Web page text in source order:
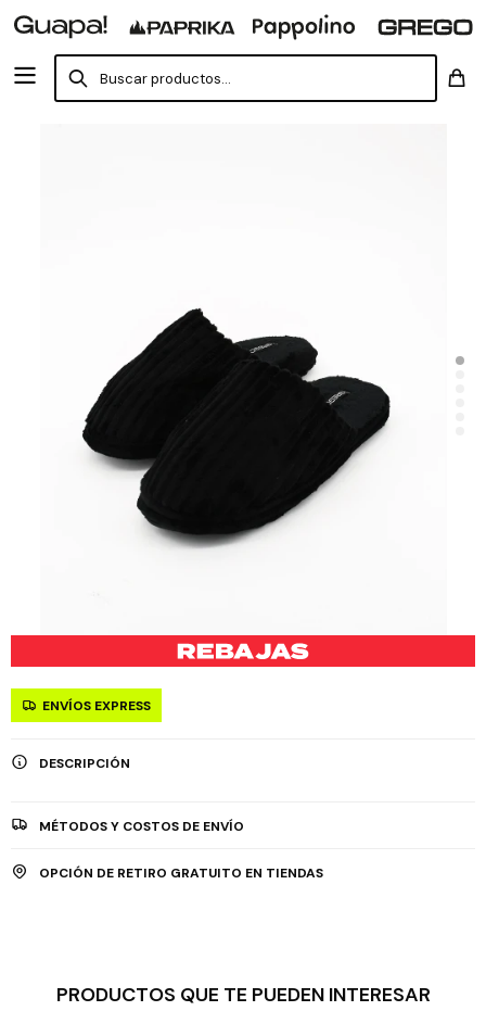
ENVÍOS EXPRESS
DESCRIPCIÓN
MÉTODOS Y COSTOS DE ENVÍO
OPCIÓN DE RETIRO GRATUITO EN TIENDAS
PRODUCTOS QUE TE PUEDEN INTERESAR